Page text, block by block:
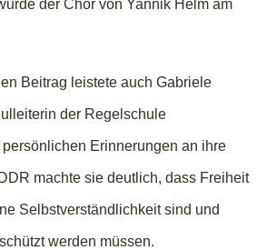
der Chor von Yannik Helm am
Beitrag leistete auch Gabriele
der Regelschule
Erinnerungen an ihre
machte sie deutlich, dass Freiheit
Selbstverständlichkeit sind und
werden müssen.